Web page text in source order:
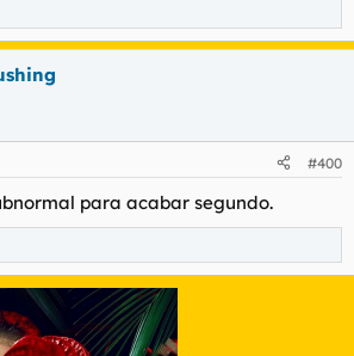
#400
para acabar segundo.